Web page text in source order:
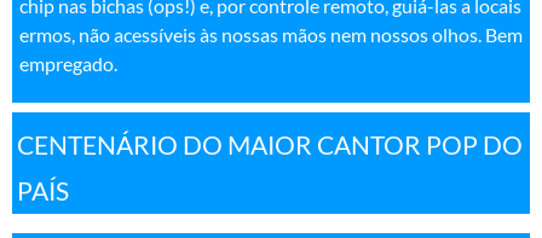
chip nas bichas (ops!) e, por controle remoto, guiá-las a locais
ermos, não acessíveis às nossas mãos nem nossos olhos. Bem
empregado
CENTENÁRIO DO MAIOR CANTOR POP DO
PAÍS